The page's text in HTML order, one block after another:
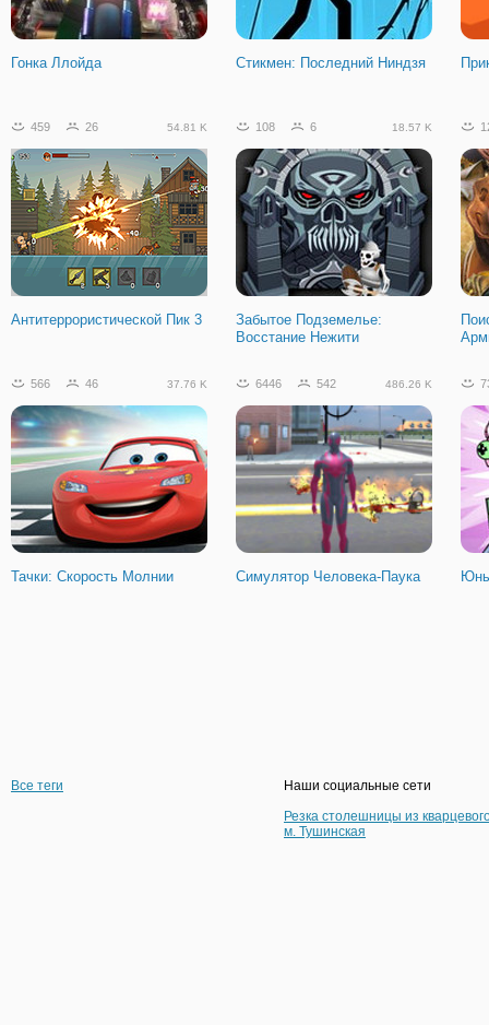
Гонка Ллойда Стикмен: Последний Ниндзя
459 26 54.81 K
Антитеррористической Пик 3
108 6 18.57 K
Забытое Подземелье:
Восстание Нежити
566 46 37.76 K
Тачки: Скорость Молнии
6446 542 486.26 K
Симулятор Человека-Паука
Все теги
Наши социальные сети
Резка столешницы из
м. Тушинская